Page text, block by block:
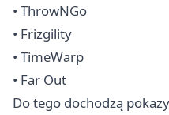
• ThrowNGo
• Frizgility
• TimeWarp
• Far Out
Do tego dochodzą